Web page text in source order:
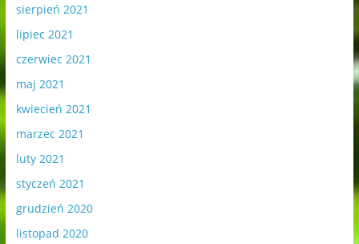
sierpień 2021
lipiec 2021
czerwiec 2021
maj 2021
kwiecień 2021
marzec 2021
luty 2021
styczeń 2021
grudzień 2020
listopad 2020